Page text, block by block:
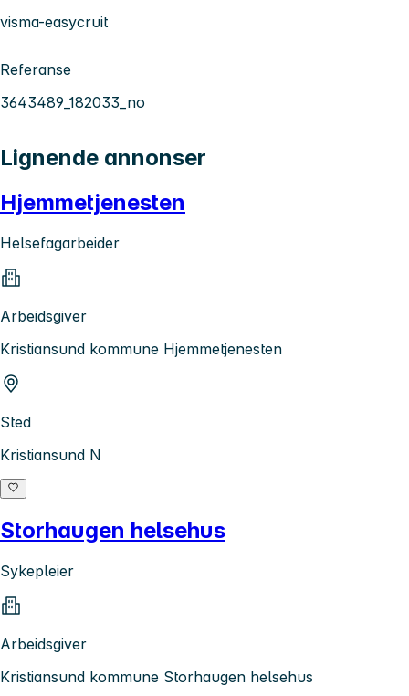
visma-easycruit
Referanse
3643489_182033_no
Lignende annonser
Hjemmetjenesten
Helsefagarbeider
Arbeidsgiver
Kristiansund kommune Hjemmetjenesten
Sted
Kristiansund N
Storhaugen helsehus
Sykepleier
Arbeidsgiver
Kristiansund kommune Storhaugen helsehus